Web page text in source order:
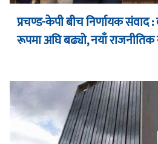
प्रचण्ड-केपी बीच निर्णायक संवाद
रूपमा अघि बढ्यो, नयाँ